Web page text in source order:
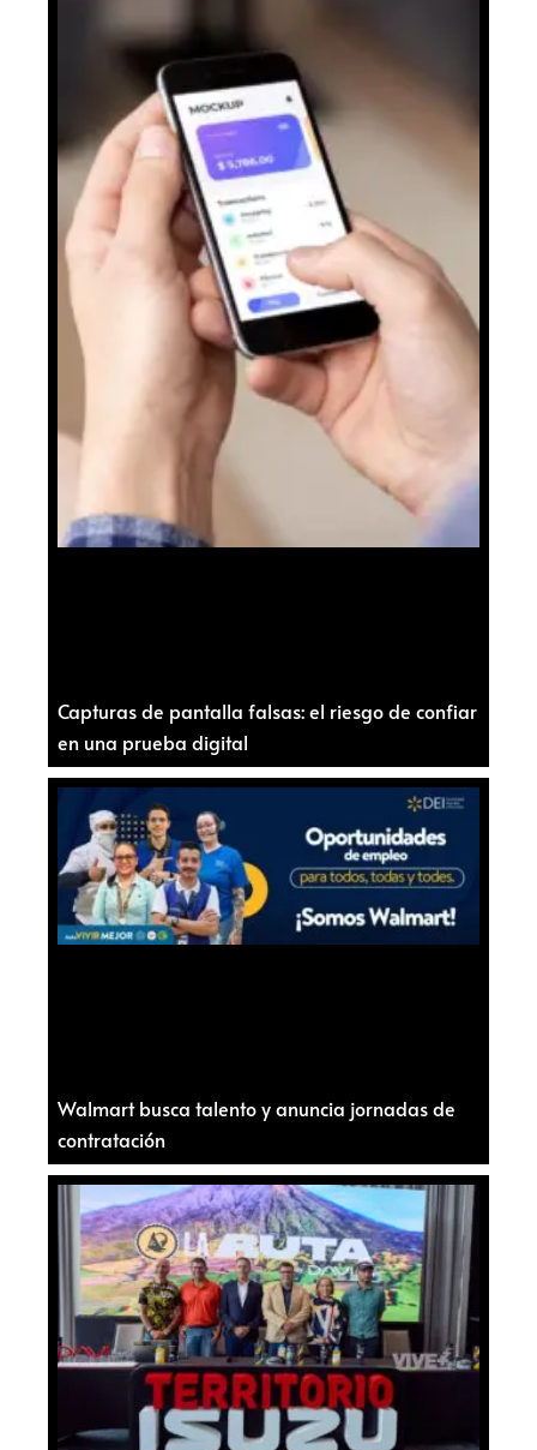
Capturas de pantalla falsas: el riesgo de confiar
en una prueba digital
Walmart busca talento y anuncia jornadas de
contratación